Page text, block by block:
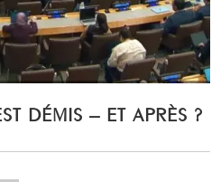
DÉMIS – ET APRÈS ?